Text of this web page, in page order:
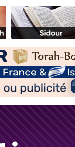
de demander une
de nous rejoindre sur
pour étudier en groupe
Maasser
de nous rejoindre sur
de nous rejoindre sur
son Maasser
de faire un don
de nous rejoindre sur
de demander une